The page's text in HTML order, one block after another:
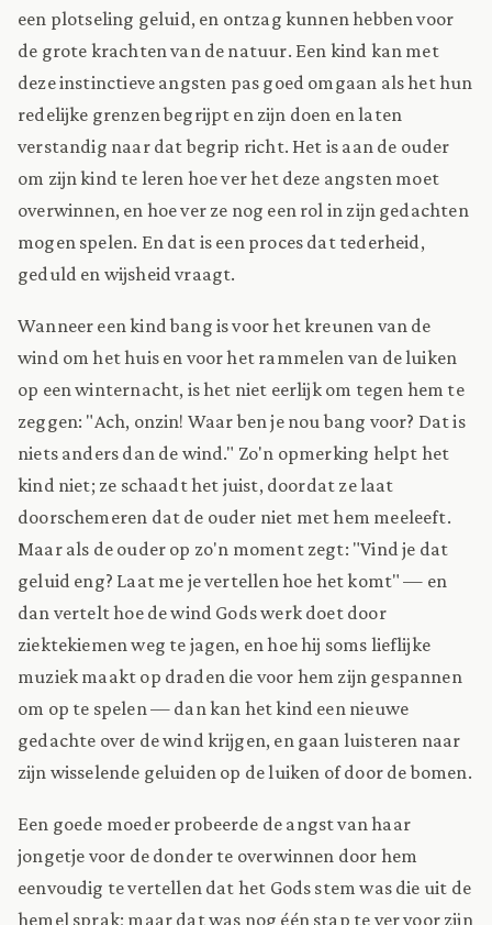
een plotseling geluid, en ontzag kunnen hebben voor
de grote krachten van de natuur. Een kind kan met
deze instinctieve angsten pas goed omgaan als het hun
redelijke grenzen begrijpt en zijn doen en laten
verstandig naar dat begrip richt. Het is aan de ouder
om zijn kind te leren hoe ver het deze angsten moet
overwinnen, en hoe ver ze nog een rol in zijn gedachten
mogen spelen. En dat is een proces dat tederheid,
geduld en wijsheid vraagt.
Wanneer een kind bang is voor het kreunen van de
wind om het huis en voor het rammelen van de luiken
op een winternacht, is het niet eerlijk om tegen hem te
zeggen: "Ach, onzin! Waar ben je nou bang voor? Dat is
niets anders dan de wind." Zo'n opmerking helpt het
kind niet; ze schaadt het juist, doordat ze laat
doorschemeren dat de ouder niet met hem meeleeft.
Maar als de ouder op zo'n moment zegt: "Vind je dat
geluid eng? Laat me je vertellen hoe het komt" — en
dan vertelt hoe de wind Gods werk doet door
ziektekiemen weg te jagen, en hoe hij soms lieflijke
muziek maakt op draden die voor hem zijn gespannen
om op te spelen — dan kan het kind een nieuwe
gedachte over de wind krijgen, en gaan luisteren naar
zijn wisselende geluiden op de luiken of door de bomen.
Een goede moeder probeerde de angst van haar
jongetje voor de donder te overwinnen door hem
eenvoudig te vertellen dat het Gods stem was die uit de
hemel sprak; maar dat was nog één stap te ver voor zijn